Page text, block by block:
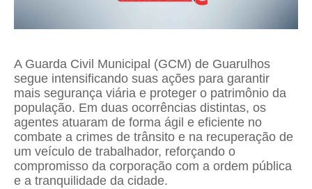
A Guarda Civil Municipal (GCM) de Guarulhos
segue intensificando suas ações para garantir
mais segurança viária e proteger o patrimônio da
população. Em duas ocorrências distintas, os
agentes atuaram de forma ágil e eficiente no
combate a crimes de trânsito e na recuperação de
um veículo de trabalhador, reforçando o
compromisso da corporação com a ordem pública
e a tranquilidade da cidade.